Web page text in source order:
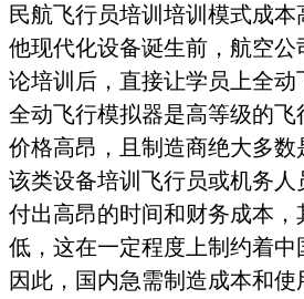
民航飞行员培训培训模式成
他现代化设备诞生前，航空公
论培训后，直接让学员上全动
全动飞行模拟器是高等级的飞
价格高昂，且制造商绝大多数
该类设备培训飞行员或机务
付出高昂的时间和财务成本，
低，这在一定程度上制约着中
因此，国内急需制造成本和